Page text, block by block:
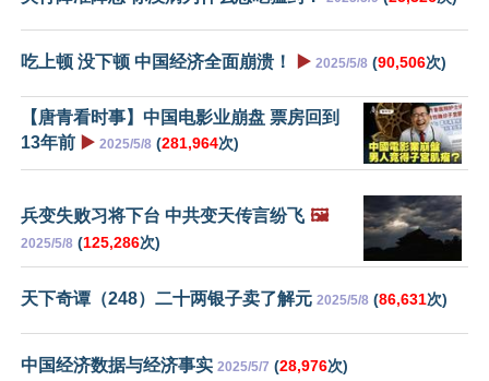
吃上顿 没下顿 中国经济全面崩溃！ ▶️ 2025/5/8 (90,506次)
【唐青看时事】中国电影业崩盘 票房回到
13年前 ▶️ 2025/5/8 (281,964次)
兵变失败习将下台 中共变天传言纷飞 🖼️
2025/5/8 (125,286次)
天下奇谭（248）二十两银子卖了解元 2025/5/8 (86,631次)
中国经济数据与经济事实 2025/5/7 (28,976次)